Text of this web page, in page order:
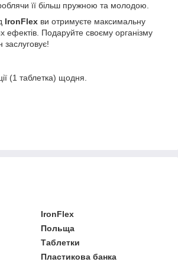
її більш пружною та молодою.
IronFlex ви отримуєте максимальну
ефектів. Подаруйте своєму організму
заслуговує!
(1 таблетка) щодня.
IronFlex
Польща
Таблетки
Пластикова банка